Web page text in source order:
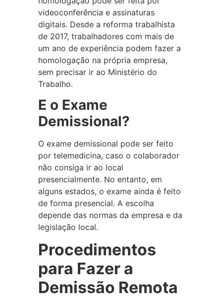
videoconferência e assinaturas
digitais. Desde a reforma trabalhista
de 2017, trabalhadores com mais de
um ano de experiência podem fazer a
homologação na própria empresa,
sem precisar ir ao Ministério do
Trabalho.
E o Exame
Demissional?
O exame demissional pode ser feito
por telemedicina, caso o colaborador
não consiga ir ao local
presencialmente. No entanto, em
alguns estados, o exame ainda é feito
de forma presencial. A escolha
depende das normas da empresa e da
legislação local.
Procedimentos
para Fazer a
Demissão Remota